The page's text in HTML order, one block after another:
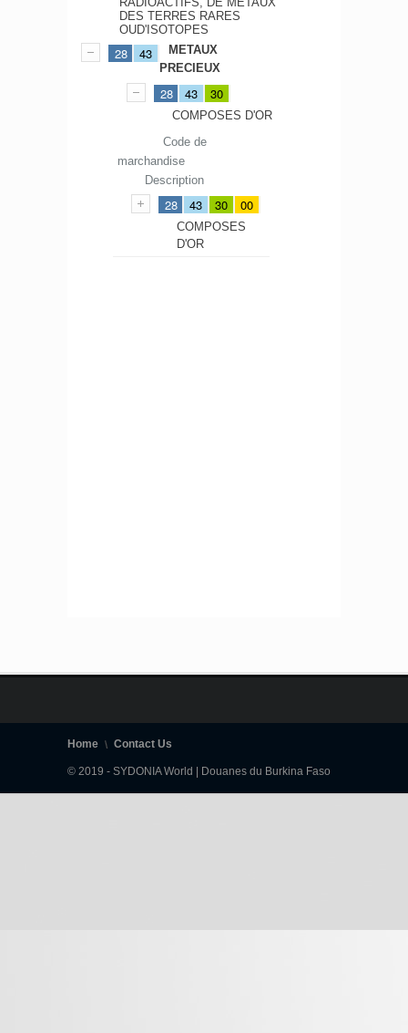
DES TERRES RARES
OUD'ISOTOPES
28 43
METAUX
PRECIEUX
28 43 30
COMPOSES D'OR
Code de
marchandise
Description
28 43 30 00
COMPOSES
D'OR
Home Contact Us
© 2019 - SYDONIA World | Douanes du Burkina Faso